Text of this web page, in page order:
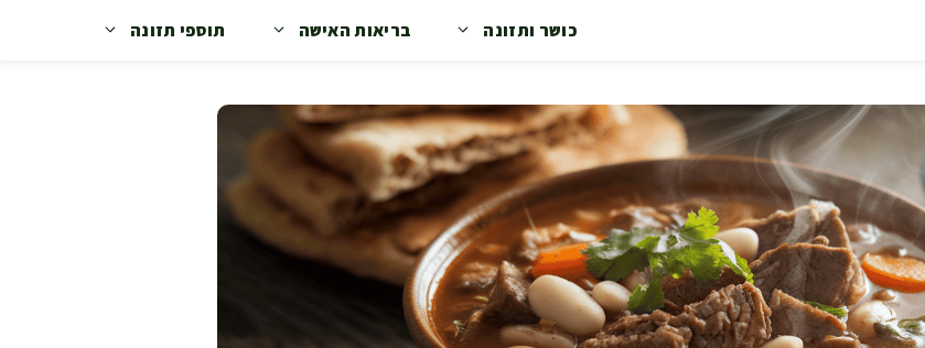
כושר ותזונה בריאות האישה תוספי תזונה